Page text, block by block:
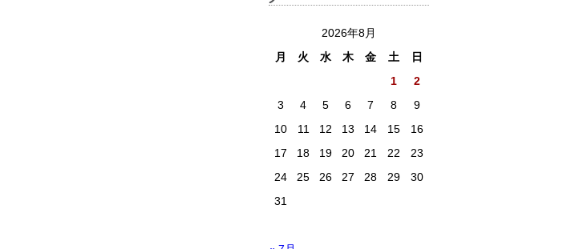
2026年8月
月
火 水 木 金 土
日
1
2
3
4 5 6 7 8
9
10
11 12 13 14 15
16
17
18 19 20 21 22
23
24
25 26 27 28 29
30
31